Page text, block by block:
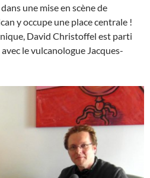
une mise en scène de
y occupe une place centrale !
David Christoffel est parti
le vulcanologue Jacques-